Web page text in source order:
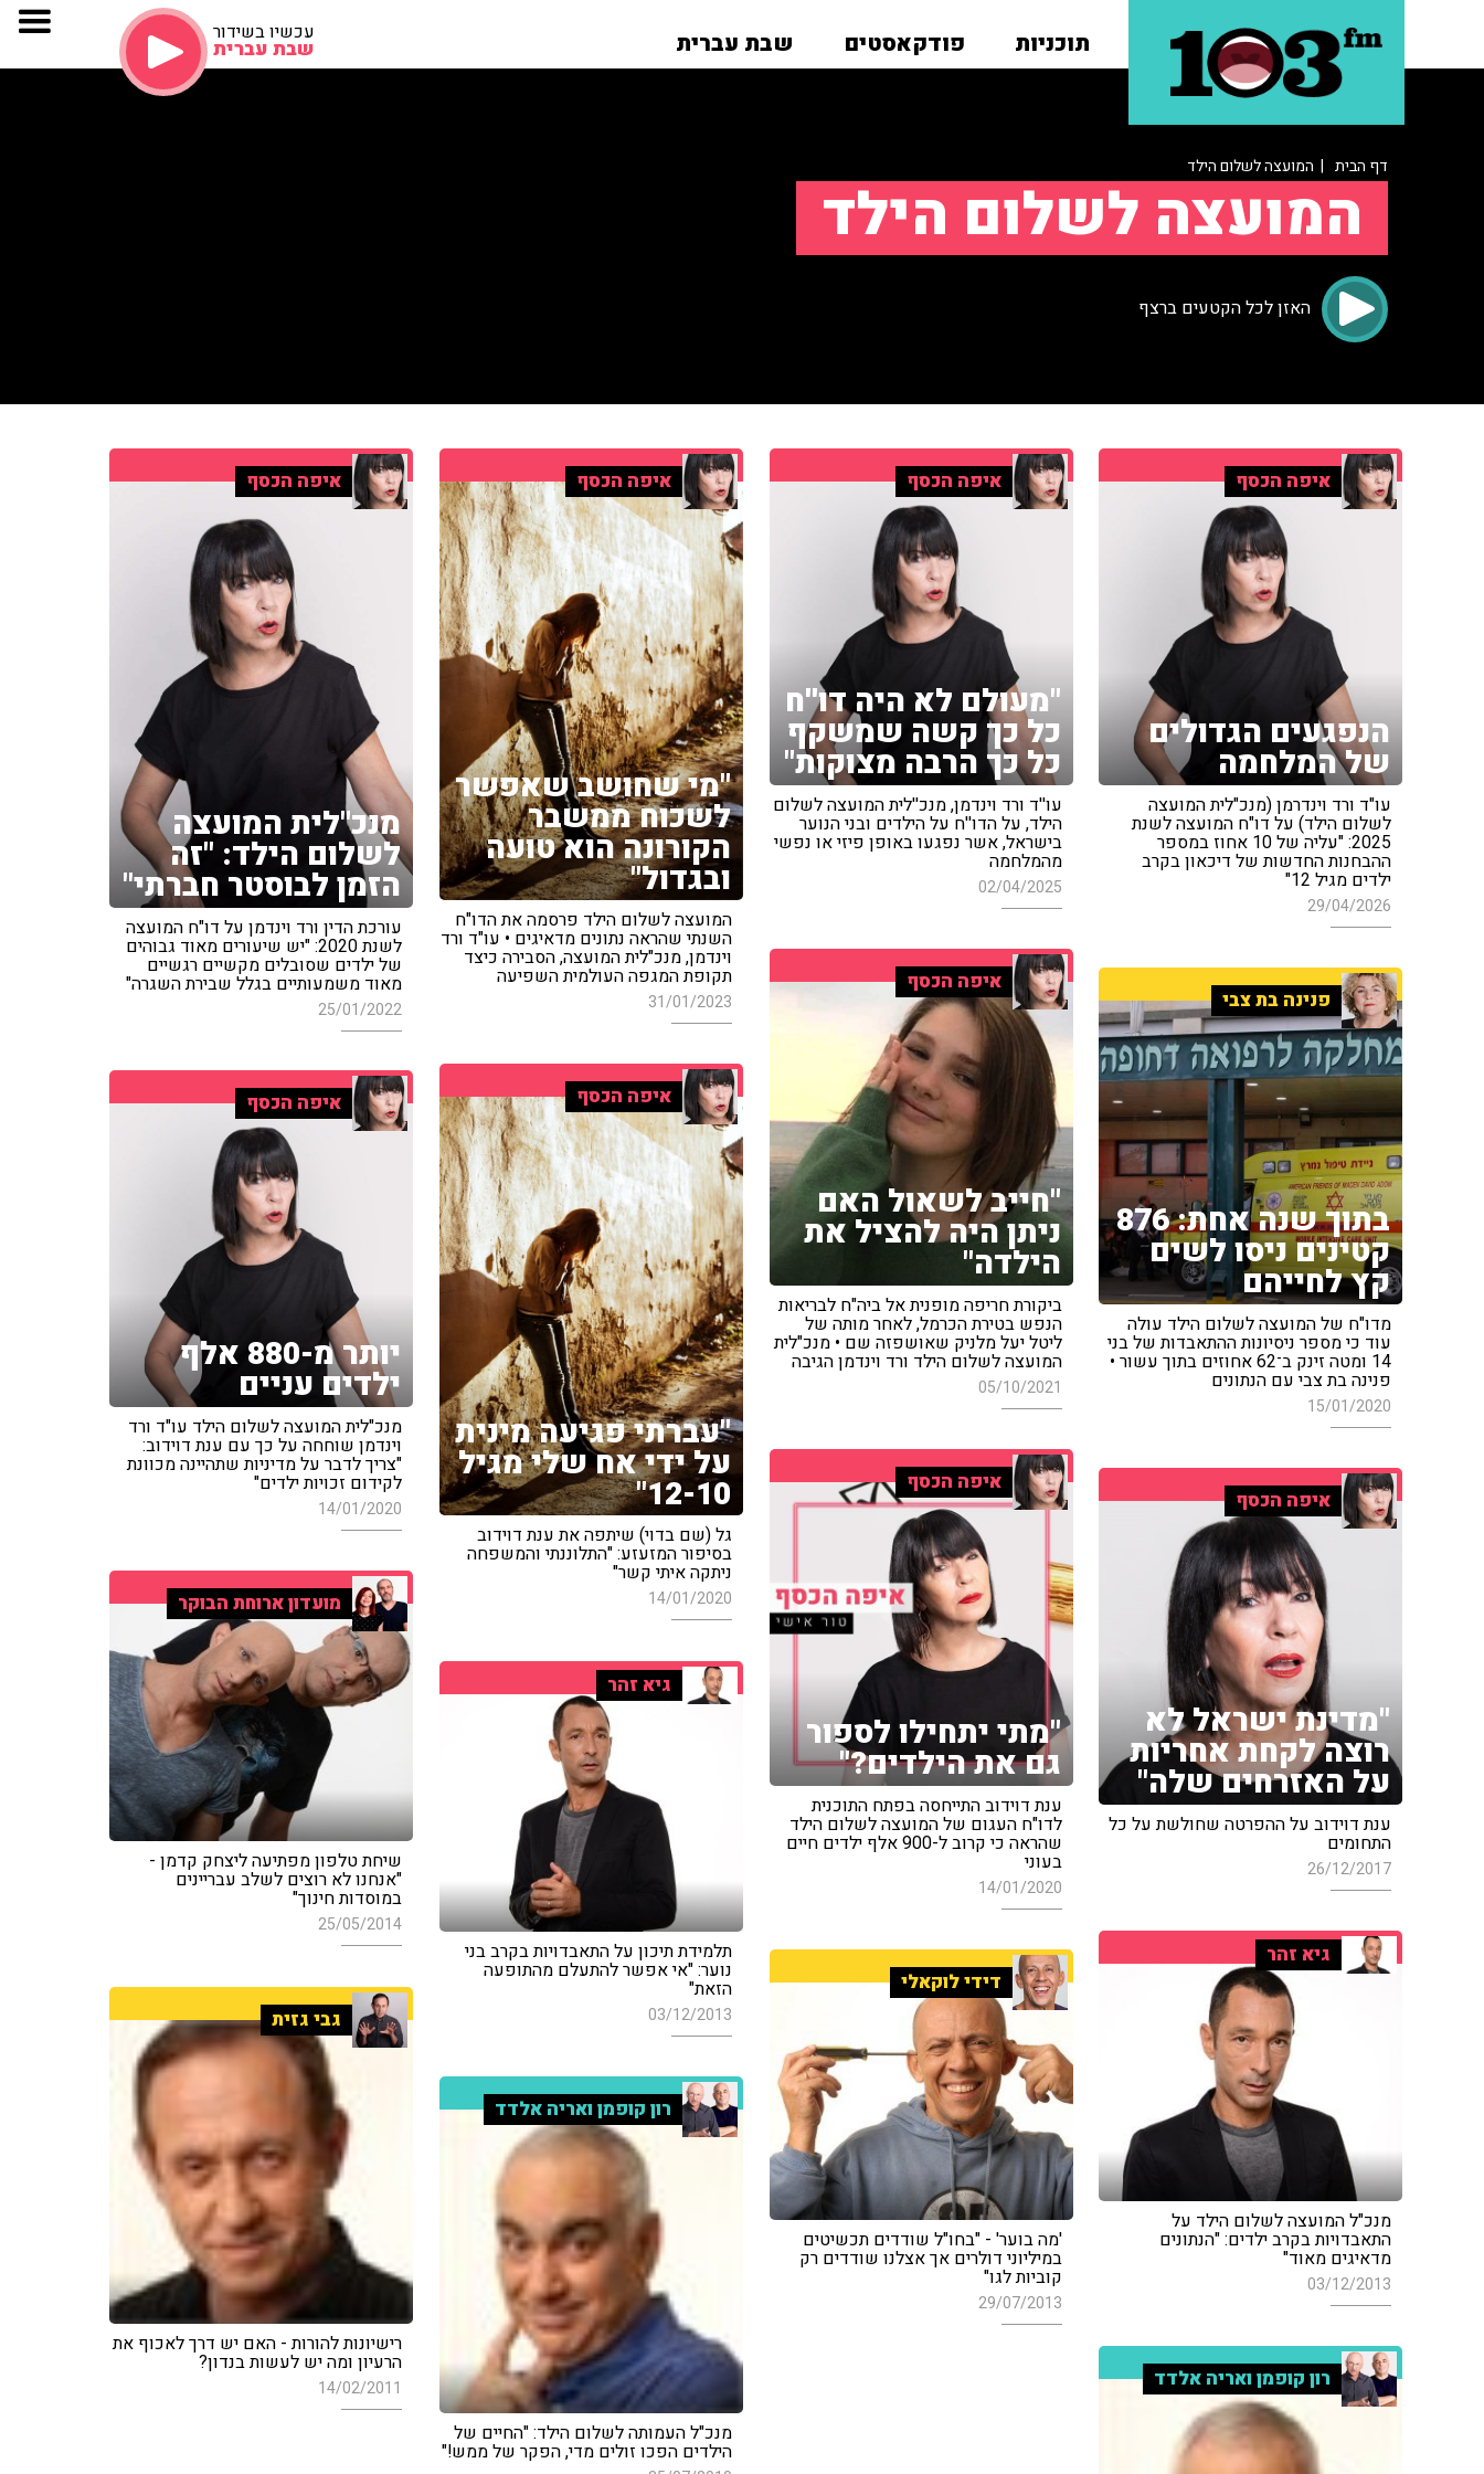
תוכניות פודקאסטים שבת עברית עכשיו בשידור
שבת עברית
דף הבית | המועצה לשלום הילד
המועצה לשלום הילד
האזן לכל הקטעים ברצף
איפה הכסף
הנפגעים הגדולים
של המלחמה
עו"ד ורד וינדרמן (מנכ"לית המועצה
לשלום הילד) על דו"ח המועצה לשנת
2025: "עליה של 10 אחוז במספר
ההבחנות החדשות של דיכאון בקרב
ילדים מגיל 12"
29/04/2026
איפה הכסף
"מעולם לא היה דו''ח
כל כך קשה שמשקף
כל כך הרבה מצוקות"
עו''ד ורד וינדמן, מנכ''לית המועצה לשלום
הילד, על הדו''ח על הילדים ובני הנוער
בישראל, אשר נפגעו באופן פיזי או נפשי
מהמלחמה
02/04/2025
איפה הכסף
"מי שחושב שאפשר
לשכוח ממשבר
הקורונה הוא טועה
ובגדול"
המועצה לשלום הילד פרסמה את הדו"ח
השנתי שהראה נתונים מדאיגים • עו"ד ורד
וינדמן, מנכ"לית המועצה, הסבירה כיצד
תקופת המגפה העולמית השפיעה
31/01/2023
איפה הכסף
מנכ"לית המועצה
לשלום הילד: "זה
הזמן לבוסטר חברתי"
עורכת הדין ורד וינדמן על דו"ח המועצה
לשנת 2020: "יש שיעורים מאוד גבוהים
של ילדים שסובלים מקשיים רגשיים
מאוד משמעותיים בגלל שבירת השגרה"
25/01/2022
איפה הכסף
"חייב לשאול האם
ניתן היה להציל את
הילדה"
ביקורת חריפה מופנית אל ביה"ח לבריאות
הנפש בטירת הכרמל, לאחר מותה של
ליטל יעל מלניק שאושפזה שם • מנכ"לית
המועצה לשלום הילד ורד וינדמן הגיבה
05/10/2021
פנינה בת צבי
בתוך שנה אחת: 876
קטינים ניסו לשים
קץ לחייהם
מדו"ח של המועצה לשלום הילד עולה
עוד כי מספר ניסיונות ההתאבדות של בני
14 ומטה זינק ב־62 אחוזים בתוך עשור •
פנינה בת צבי עם הנתונים
15/01/2020
איפה הכסף
"עברתי פגיעה מינית
על ידי אח שלי מגיל
12-10"
גל (שם בדוי) שיתפה את ענת דוידוב
בסיפור המזעזע: "התלוננתי והמשפחה
ניתקה איתי קשר"
14/01/2020
איפה הכסף
יותר מ-880 אלף
ילדים עניים
מנכ"לית המועצה לשלום הילד עו"ד ורד
וינדמן שוחחה על כך עם ענת דוידוב:
"צריך לדבר על מדיניות שתהיינה מכוונת
לקידום זכויות ילדים"
14/01/2020
איפה הכסף
"מתי יתחילו לספור
גם את הילדים?"
ענת דוידוב התייחסה בפתח התוכנית
לדו"ח העגום של המועצה לשלום הילד
שהראה כי קרוב ל-900 אלף ילדים חיים
בעוני
14/01/2020
איפה הכסף
"מדינת ישראל לא
רוצה לקחת אחריות
על האזרחים שלה"
ענת דוידוב על ההפרטה שחולשת על כל
התחומים
26/12/2017
מועדון ארוחת הבוקר
שיחת טלפון מפתיעה ליצחק קדמן -
"אנחנו לא רוצים לשלב עבריינים
במוסדות חינוך"
25/05/2014
גיא זהר
תלמידת תיכון על התאבדויות בקרב בני
נוער: "אי אפשר להתעלם מהתופעה
הזאת"
03/12/2013
גיא זהר
מנכ"ל המועצה לשלום הילד על
התאבדויות בקרב ילדים: "הנתונים
מדאיגים מאוד"
03/12/2013
דידי לוקאלי
'מה בוער' - "בחו"ל שודדים תכשיטים
במיליוני דולרים אך אצלנו שודדים רק
קוביות לגו"
29/07/2013
גבי גזית
רישיונות להורות - האם יש דרך לאכוף את
הרעיון ומה יש לעשות בנדון?
14/02/2011
רון קופמן ואריה אלדד
מנכ"ל העמותה לשלום הילד: "החיים של
הילדים הפכו זולים מדי, הפקר של ממש!"
רון קופמן ואריה אלדד